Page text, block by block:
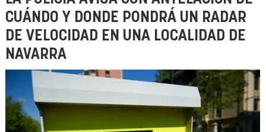
CUÁNDO Y DONDE PONDRÁ UN RADAR
DE VELOCIDAD EN UNA LOCALIDAD DE
NAVARRA